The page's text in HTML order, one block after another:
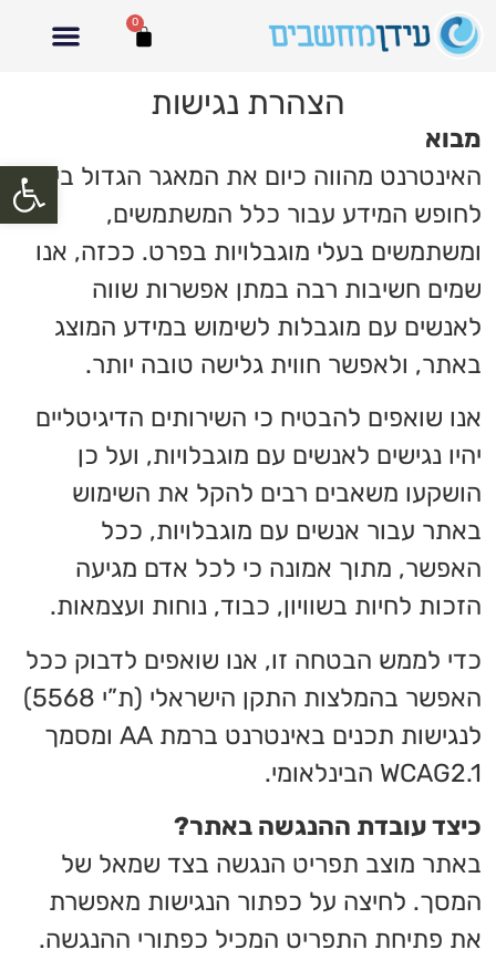
פתח
0
הצהרת נגישות
מבוא
האינטרנט מהווה כיום את המאגר הגדול ביותר
לחופש המידע עבור כלל המשתמשים,
ומשתמשים בעלי מוגבלויות בפרט. ככזה, אנו
שמים חשיבות רבה במתן אפשרות שווה
לאנשים עם מוגבלות לשימוש במידע המוצג
באתר, ולאפשר חווית גלישה טובה יותר.
אנו שואפים להבטיח כי השירותים הדיגיטליים
יהיו נגישים לאנשים עם מוגבלויות, ועל כן
הושקעו משאבים רבים להקל את השימוש
באתר עבור אנשים עם מוגבלויות, ככל
האפשר, מתוך אמונה כי לכל אדם מגיעה
הזכות לחיות בשוויון, כבוד, נוחות ועצמאות.
כדי לממש הבטחה זו, אנו שואפים לדבוק ככל
האפשר בהמלצות התקן הישראלי (ת”י 5568)
לנגישות תכנים באינטרנט ברמת AA ומסמך
WCAG2.1 הבינלאומי.
כיצד עובדת ההנגשה באתר?
באתר מוצב תפריט הנגשה בצד שמאל של
המסך. לחיצה על כפתור הנגישות מאפשרת
את פתיחת התפריט המכיל כפתורי ההנגשה.